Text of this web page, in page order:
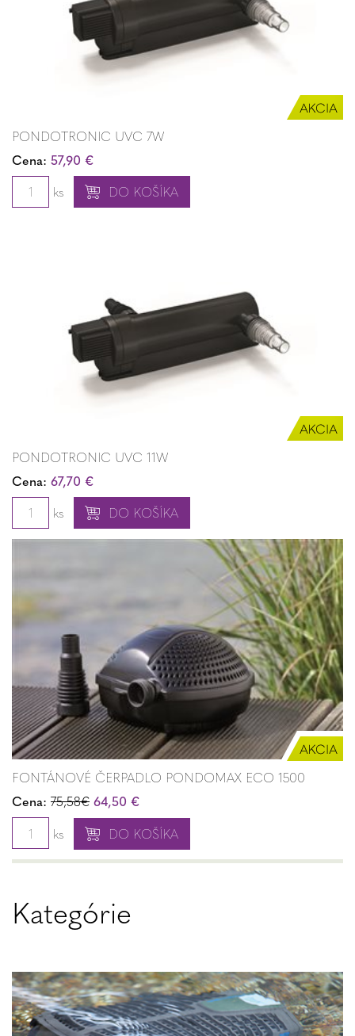
PONDOTRONIC UVC 7W
Cena: 57,90 €
ks
DO KOŠÍKA
PONDOTRONIC UVC 11W
Cena: 67,70 €
ks
DO KOŠÍKA
FONTÁNOVÉ ČERPADLO PONDOMAX ECO 1500
Cena: 75,58€ 64,50 €
ks
DO KOŠÍKA
Kategórie